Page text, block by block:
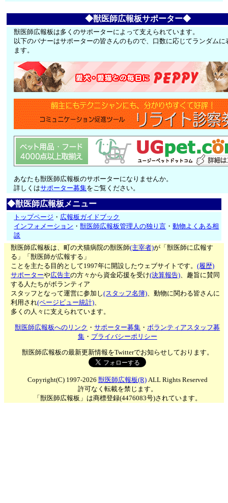
◆獣医師広報板サポーター◆
獣医師広報板は多くのサポーターによって支えられています。
以下のバナーはサポーターの皆さんのもので、口数に応じてランダムに
ます。
あなたも獣医師広報板のサポーターになりませんか。
詳しくはサポーター募集をご覧ください。
◆獣医師広報板メニュー
トップページ ・ 広報板ガイドブック
インフォメーション ・獣医師広報板管理人の独り言 ・動物よくある相
談
獣医師広報板は、町の犬猫病院の獣医師(主宰者)が「獣医師に広報す
る」「獣医師が広報する」
ことを主たる目的として1997年に開設したウェブサイトです。(履歴)
サポーターや広告主の方々から資金応援を受け(決算報告)、趣旨に賛同
する人たちがボランティア
スタッフとなって運営に参加し(スタッフ名簿)、動物に関わる皆さんに
利用され(ページビュー統計)、
多くの人々に支えられています。
獣医師広報板へのリンク ・サポーター募集 ・ボランティアスタッフ募
集・ プライバシーポリシー
獣医師広報板の最新更新情報をTwitterでお知らせしております。
Copyright(C) 1997-2026 獣医師広報板(R)ALL Rights Reserved
許可なく転載を禁じます。
「獣医師広報板」は商標登録(4476083号)されています。